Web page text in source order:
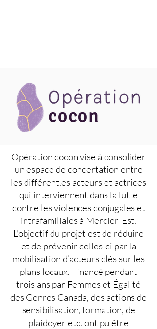
Opération cocon vise à consolider
un espace de concertation entre
les différent.es acteurs et actrices
qui interviennent dans la lutte
contre les violences conjugales et
intrafamiliales à Mercier-Est.
L'objectif du projet est de réduire
et de prévenir celles-ci par la
mobilisation d’acteurs clés sur les
plans locaux. Financé pendant
trois ans par Femmes et Égalité
des Genres Canada, des actions de
sensibilisation, formation, de
plaidoyer etc. ont pu être